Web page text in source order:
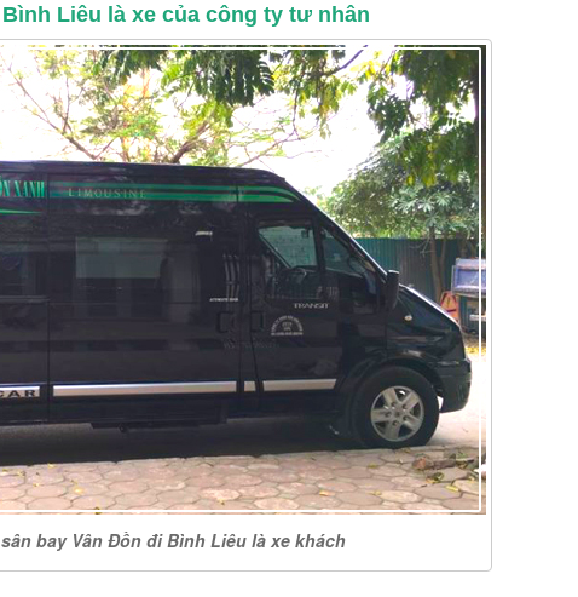
Liêu là xe của công ty tư nhân
bay Vân Đồn đi Bình Liêu là xe khách